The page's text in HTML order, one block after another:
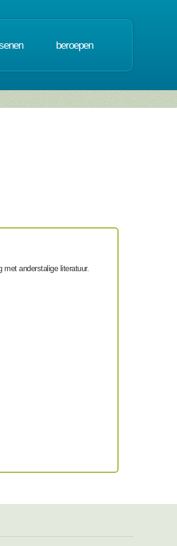
beroepen
anderstalige literatuur.